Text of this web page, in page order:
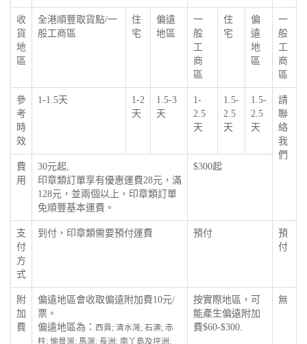
收
貨
地
區
全港順豐取貨點/一
般工商區
住
宅
偏遠
地區
一
般
工
商
區
住
宅
偏
遠
地
區
一
般
工
商
區
參
考
時
效
1-1.5天
1-2
天
1.5-3
天
1-
2.5
天
1.5-
2.5
天
1.5-
2.5
天
請
聯
絡
我
們
費
用
30元起,
印章類訂單享有優惠運費28元，滿
128元，並兩個以上，印章類訂單
免順豐基本運費。
$300起
支
付
方
式
到付，印章類需要預付運費 預付
預
付
附
加
費
偏遠地區會收取偏遠附加費10元/
票。
偏遠地區為： 西貢; 清水灣; 石澳; 赤
柱; 愉景灣; 馬灣; 長洲; 南丫島及坪洲;
按實際地區，可
能產生偏遠附加
費$60-$300.
無